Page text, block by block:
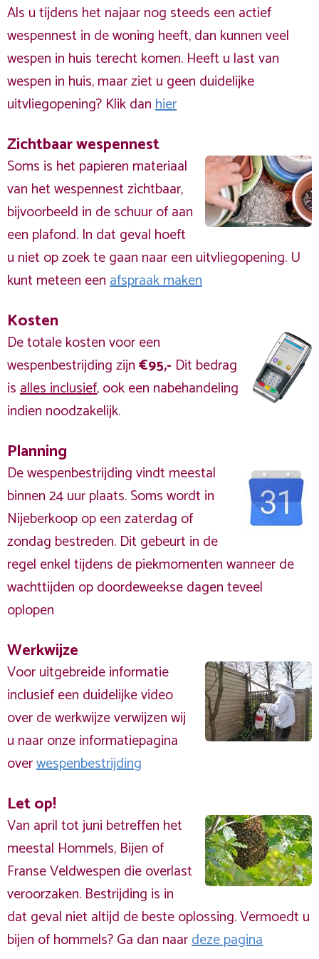
Als u tijdens het najaar nog steeds een actief
wespennest in de woning heeft, dan kunnen veel
wespen in huis terecht komen. Heeft u last van
wespen in huis, maar ziet u geen duidelijke
uitvliegopening? Klik danhier
Zichtbaar wespennest
Soms is het papieren materiaal
van het wespennest zichtbaar,
bijvoorbeeld in de schuur of aan
een plafond. In dat geval hoeft
u niet op zoek te gaan naar een uitvliegopening. U
kunt meteen eenafspraak maken
Kosten
De totale kosten voor een
wespenbestrijding zijn€95,- Dit bedrag
isalles inclusief, ook een nabehandeling
indien noodzakelijk.
Planning
De wespenbestrijding vindt meestal
binnen 24 uur plaats. Soms wordt in
Nijeberkoop op een zaterdag of
zondag bestreden. Dit gebeurt in de
regel enkel tijdens de piekmomenten wanneer de
wachttijden op doordeweekse dagen teveel
oplopen
Werkwijze
Voor uitgebreide informatie
inclusief een duidelijke video
over de werkwijze verwijzen wij
u naar onze informatiepagina
overwespenbestrijding
Let op!
Van april tot juni betreffen het
meestal Hommels, Bijen of
Franse Veldwespen die overlast
veroorzaken. Bestrijding is in
dat geval niet altijd de beste oplossing. Vermoedt u
bijen of hommels? Ga dan naardeze pagina